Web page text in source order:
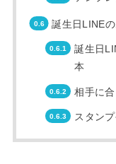
誕生日LINE
誕生日
本
相手に
スタン